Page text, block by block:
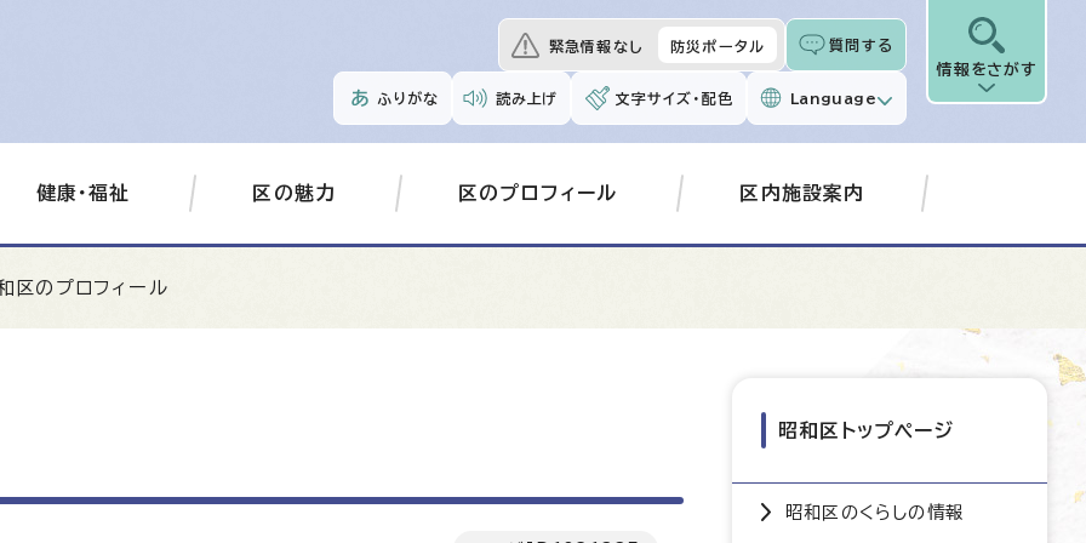
緊急情報なし 防災ポータル 質問する
ふりがな 読み上げ 文字サイズ・配色 Language
情報をさがす
健康・福祉 区の魅力 区のプロフィール 区内施設案内
のプロフィール
昭和区トップページ
昭和区のくらしの情報